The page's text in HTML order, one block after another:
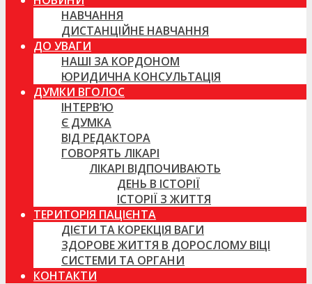
НАВЧАННЯ
ДИСТАНЦІЙНЕ НАВЧАННЯ
ДО УВАГИ
НАШІ ЗА КОРДОНОМ
ЮРИДИЧНА КОНСУЛЬТАЦІЯ
ДУМКИ ВГОЛОС
ІНТЕРВ’Ю
Є ДУМКА
ВІД РЕДАКТОРА
ГОВОРЯТЬ ЛІКАРІ
ЛІКАРІ ВІДПОЧИВАЮТЬ
ДЕНЬ В ІСТОРІЇ
ІСТОРІЇ З ЖИТТЯ
ТЕРИТОРІЯ ПАЦІЄНТА
ДІЄТИ ТА КОРЕКЦІЯ ВАГИ
ЗДОРОВЕ ЖИТТЯ В ДОРОСЛОМУ ВІЦІ
СИСТЕМИ ТА ОРГАНИ
КОНТАКТИ